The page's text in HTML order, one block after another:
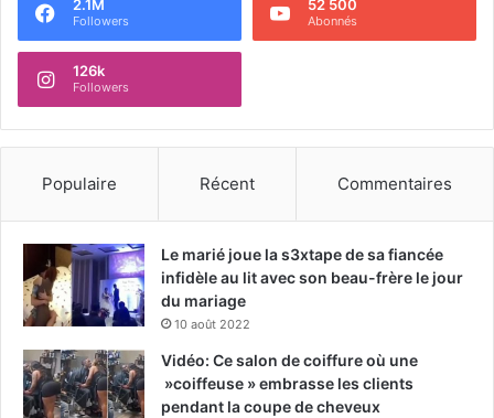
2.1M
Followers
52 500
Abonnés
126k
Followers
Populaire Récent Commentaires
Le marié joue la s3xtape de sa fiancée
infidèle au lit avec son beau-frère le jour
du mariage
10 août 2022
Vidéo: Ce salon de coiffure où une
»coiffeuse » embrasse les clients
pendant la coupe de cheveux